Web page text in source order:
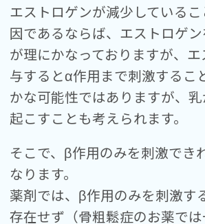
エストロゲンが減少している
因であるならば、エストロゲ
が理にかなっておりますが、
与するとα作用まで刺激するこ
かな可能性ではありますが、
起こすことも考えられます。
そこで、β作用のみを刺激でき
なります。
薬剤では、β作用のみを刺激す
存在せず（骨粗鬆症のお薬で